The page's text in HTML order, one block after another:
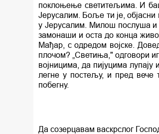
поклоњење светитељима. И
Јерусалим. Боље ти је,
у Јерусалим. Милош послуша и
замонаши и оста до конца
Мађар, с одредом војске.
плочом? „Светиња," одговори
војницима, да пијуцима
легне у постељу, и пред вече
побегну.
Да созерцавам васкрслог